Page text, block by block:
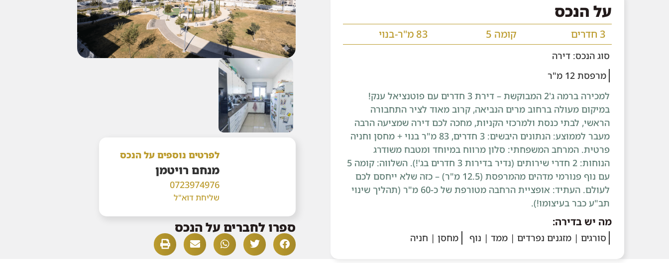
על הנכס
3 חדרים קומה 5 83 מ"ר-בנוי
סוג הנכס: דירה
מרפסת 12 מ"ר
למכירה ברמה ג'2 המבוקשת – דירת 3 חדרים עם פוטנציאל ענק!
במיקום מעולה ברחוב מרים הנביאה, קרוב מאוד לציר התחבורה
הראשי, לבתי כנסת ולמרכזי הקניות, מחכה לכם דירה שמציעה הרבה
מעבר לממוצע: הנתונים היבשים: 3 חדרים, 83 מ"ר בנוי + מחסן וחניה
פרטית. המרחב המשפחתי: סלון מרווח במיוחד ומטבח משודרג
הנוחות: 2 חדרי שירותים (נדיר בדירות 3 חדרים בג'!). השלווה: קומה 5
עם נוף פנורמי מדהים מהמרפסת (12.5 מ"ר) – כזה שלא ייחסם לכם
לעולם. העתיד: אופציית הרחבה מטורפת של כ-60 מ"ר (תהליך שינוי
תב"ע כבר בעיצומו!).
מה יש בדירה:
סורגים | מזגנים נפרדים | ממד | נוף מחסן | חניה
לפרטים נוספים על הנכס
מנחם רויטמן
0723974976
שליחת דוא"ל
ספרו לחברים על הנכס